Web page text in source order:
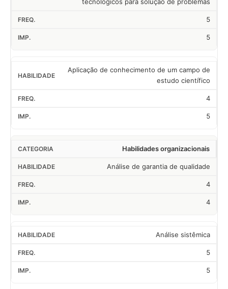
5
5
Aplicação de conhecimento de um campo de
estudo científico
4
5
Habilidades organizacionais
Análise de garantia de qualidade
4
4
Análise sistêmica
5
5